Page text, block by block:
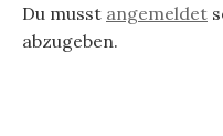
Du musst angemeldet
abzugeben.